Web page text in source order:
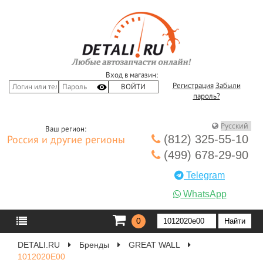
Вход в магазин:
Регистрация Забыли
пароль?
Ваш регион:
Россия и другие регионы
(812) 325-55-10
(499) 678-29-90
Telegram
WhatsApp
0
DETALI.RU Бренды
GREAT WALL
1012020E00